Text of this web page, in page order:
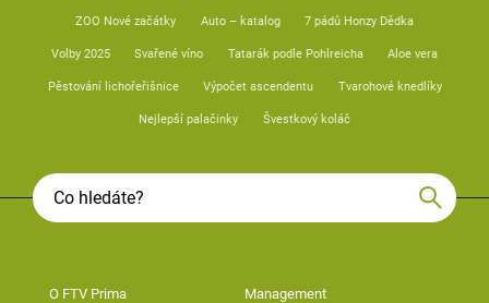
ZOO Nové začátky Auto – katalog 7 pádů Honzy Dědka
Volby 2025 Svařené víno Tatarák podle Pohlreicha Aloe vera
Pěstování lichořeřišnice Výpočet ascendentu Tvarohové knedlíky
Nejlepší palačinky Švestkový koláč
O FTV Prima Management